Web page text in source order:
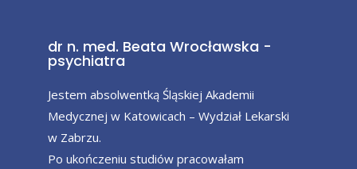
dr n. med. Beata Wrocławska -
psychiatra
Jestem absolwentką Śląskiej Akademii
Medycznej w Katowicach – Wydział Lekarski
w Zabrzu.
Po ukończeniu studiów pracowałam